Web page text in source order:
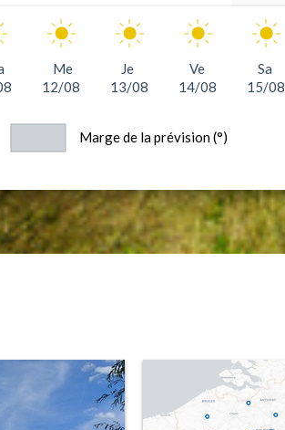
Me
12/08
Je
13/08
Ve
14/08
Sa
15/08
Marge de la prévision (°)